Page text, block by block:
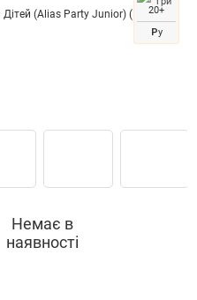
20+
Ру
Немає в
наявності